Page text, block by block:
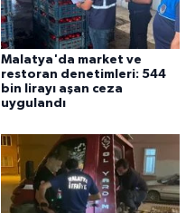
Malatya'da market ve
restoran denetimleri: 544
bin lirayı aşan ceza
uygulandı